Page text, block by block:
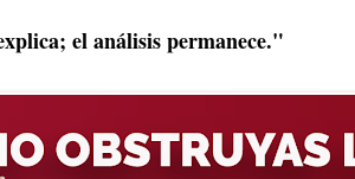
el análisis permanece."